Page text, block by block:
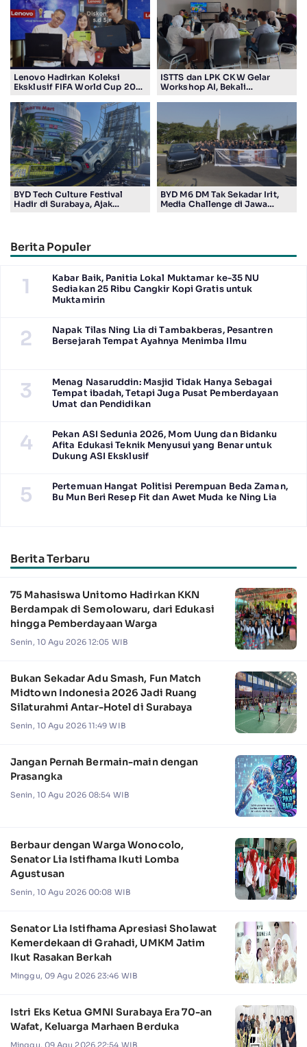
Lenovo Hadirkan Koleksi
Eksklusif FIFA World Cup 2026
Penggemar Teknologi dan
Sepak Bola
ISTTS dan LPK CKW Gelar
Workshop AI, Bekali
BYD Tech Culture Festival
Hadir di Surabaya, Ajak
BYD M6 DM Tak Sekadar Irit,
Media Challenge di Jawa
Berita Populer
1
Kabar Baik, Panitia Lokal Muktamar ke-35 NU
Sediakan 25 Ribu Cangkir Kopi Gratis untuk
Muktamirin
2
Napak Tilas Ning Lia di Tambakberas, Pesantren
Bersejarah Tempat Ayahnya Menimba Ilmu
3
Menag Nasaruddin: Masjid Tidak Hanya Sebagai
Tempat ibadah, Tetapi Juga Pusat Pemberdayaan
Umat dan Pendidikan
4
Pekan ASI Sedunia 2026, Mom Uung dan Bidanku
Afita Edukasi Teknik Menyusui yang Benar untuk
Dukung ASI Eksklusif
5
Pertemuan Hangat Politisi Perempuan Beda Zaman,
Bu Mun Beri Resep Fit dan Awet Muda ke Ning Lia
Berita Terbaru
75 Mahasiswa Unitomo Hadirkan KKN
Berdampak di Semolowaru, dari Edukasi
hingga Pemberdayaan Warga
Senin, 10 Agu 2026 12:05 WIB
Bukan Sekadar Adu Smash, Fun Match
Midtown Indonesia 2026 Jadi Ruang
Silaturahmi Antar-Hotel di Surabaya
Senin, 10 Agu 2026 11:49 WIB
Jangan Pernah Bermain-main dengan
Prasangka
Senin, 10 Agu 2026 08:54 WIB
Berbaur dengan Warga Wonocolo,
Senator Lia Istifhama Ikuti Lomba
Agustusan
Senin, 10 Agu 2026 00:08 WIB
Senator Lia Istifhama Apresiasi Sholawat
Kemerdekaan di Grahadi, UMKM Jatim
Ikut Rasakan Berkah
Minggu, 09 Agu 2026 23:46 WIB
Istri Eks Ketua GMNI Surabaya Era 70-an
Wafat, Keluarga Marhaen Berduka